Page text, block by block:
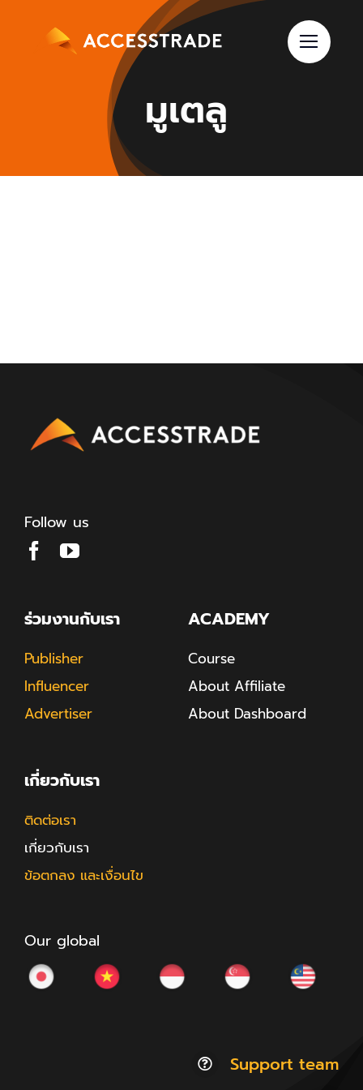
มูเตลู
Follow us
ร่วมงานกับเรา
Publisher
Influencer
Advertiser
ACADEMY
Course
About Affiliate
About Dashboard
เกี่ยวกับเรา
ติดต่อเรา
เกี่ยวกับเรา
ข้อตกลง และเงื่อนไข
Our global
Support team